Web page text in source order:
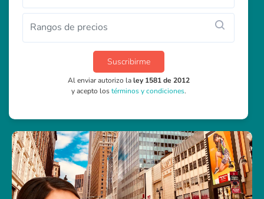
Rangos de precios
Suscribirme
Al enviar autorizo laley 1581 de 2012
y acepto lostérminos y condiciones.